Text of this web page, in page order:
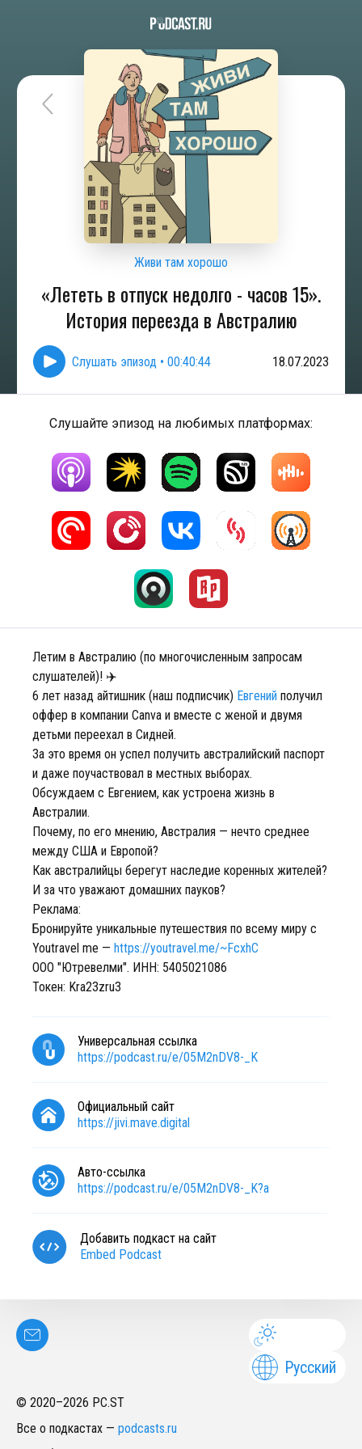
Живи там хорошо
«Лететь в отпуск недолго - часов 15».
История переезда в Австралию
Слушать эпизод • 00:40:44 18.07.2023
Слушайте эпизод на любимых платформах:
Летим в Австралию (по многочисленным запросам
слушателей)! ✈️
6 лет назад айтишник (наш подписчик) Евгений получил
оффер в компании Canva и вместе с женой и двумя
детьми переехал в Сидней.
За это время он успел получить австралийский паспорт
и даже поучаствовал в местных выборах.
Обсуждаем с Евгением, как устроена жизнь в
Австралии.
Почему, по его мнению, Австралия — нечто среднее
между США и Европой?
Как австралийцы берегут наследие коренных жителей?
И за что уважают домашних пауков?
Реклама:
Бронируйте уникальные путешествия по всему миру с
Youtravel me — https://youtravel.me/~FcxhC
ООО "Ютревелми". ИНН: 5405021086
Токен: Kra23zru3
Универсальная ссылка
https://podcast.ru/e/05M2nDV8-_K
Официальный сайт
https://jivi.mave.digital
Авто-ссылка
https://podcast.ru/e/05M2nDV8-_K?a
Добавить подкаст на сайт
Embed Podcast
Русский
© 2020–2026 PC.ST
Все о подкастах — podcasts.ru